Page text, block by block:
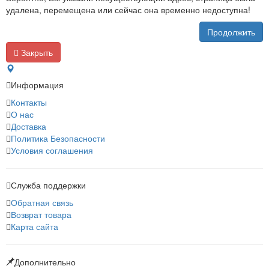
удалена, перемещена или сейчас она временно недоступна!
Продолжить
Закрыть
Информация
Контакты
О нас
Доставка
Политика Безопасности
Условия соглашения
Служба поддержки
Обратная связь
Возврат товара
Карта сайта
Дополнительно